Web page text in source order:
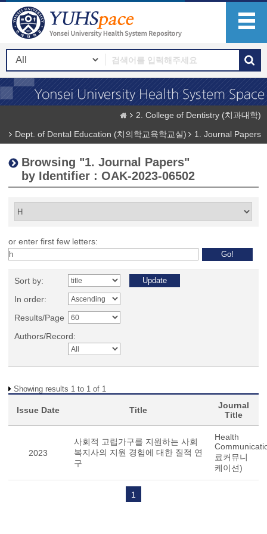
2. College of Dentistry (치과대학)
Dept. of Dental Education (치의학교육학교실)
1. Journal Papers
Browsing "1. Journal Papers"
by Identifier : OAK-2023-06502
or enter first few letters:
Sort by:
In order:
Results/Page
Authors/Record:
Showing results 1 to 1 of 1
Issue Date Title
Journal
Title
2023
사회적 고립가구를 지원하는 사회
복지사의 지원 경험에 대한 질적 연
구
Health
료커뮤니
케이션)
1